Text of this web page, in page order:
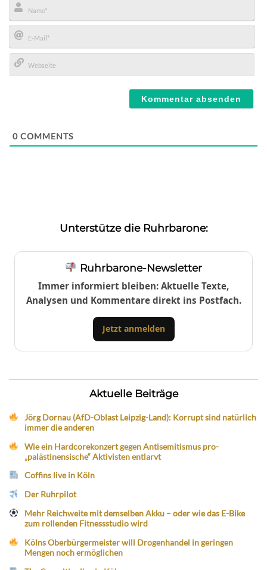
Name*
E-
Mail*
0 COMMENTS
Unterstütze die Ruhrbarone:
Ruhrbarone-Newsletter
Immer informiert bleiben: Aktuelle Texte,
Analysen und Kommentare direkt ins Postfach.
Jetzt anmelden
Aktuelle Beiträge
Jörg Dornau (AfD-Oblast Leipzig-Land): Korrupt sind natürlich
immer die anderen
Wie ein Hardcorekonzert gegen Antisemitismus pro-
„palästinensische“ Aktivisten entlarvt
Coffins live in Köln
Der Ruhrpilot
Mehr Reichweite mit demselben Akku – oder wie das E-Bike
zum rollenden Fitnessstudio wird
Kölns Oberbürgermeister will Drogenhandel in geringen
Mengen noch ermöglichen